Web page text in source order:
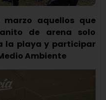
marzo aquellos que
de arena solo
la playa y participar
Ambiente